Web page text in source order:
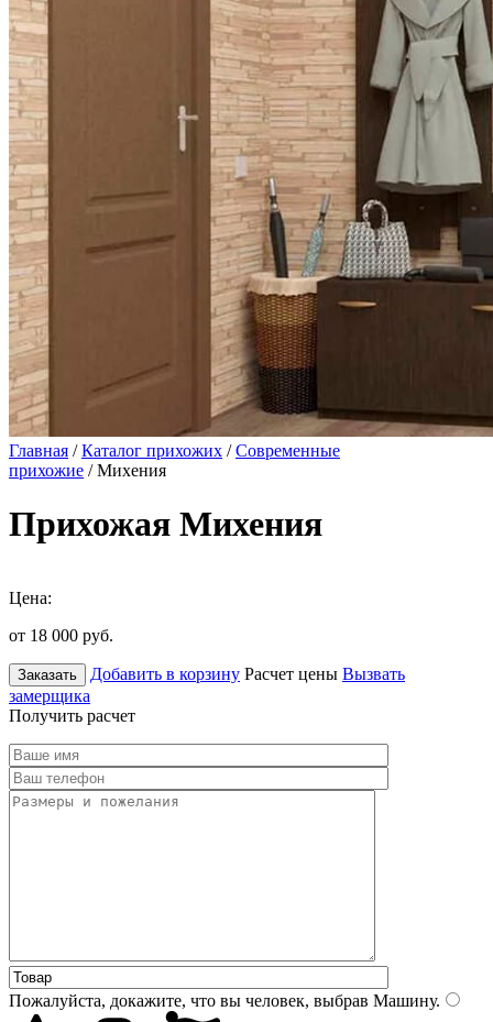
Главная /Каталог прихожих /Современные
прихожие / Михения
Прихожая Михения
Цена:
от 18 000 руб.
Заказать Добавить в корзину Расчет цены Вызвать
замерщика
Получить расчет
Пожалуйста, докажите, что вы человек, выбрав Машину.